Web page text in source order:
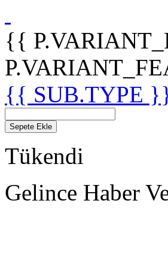
{{
{{ SUB.TYPE
Sepete Ekle
Tükendi
Gelince Haber